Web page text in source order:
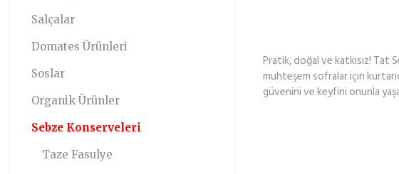
Pratik, doğal ve katkısız! Tat
muhteşem sofralar için
güvenini ve keyfini onunla
Salçalar
Domates Ürünleri
Soslar
Organik Ürünler
Sebze Konserveleri
Taze Fasulye